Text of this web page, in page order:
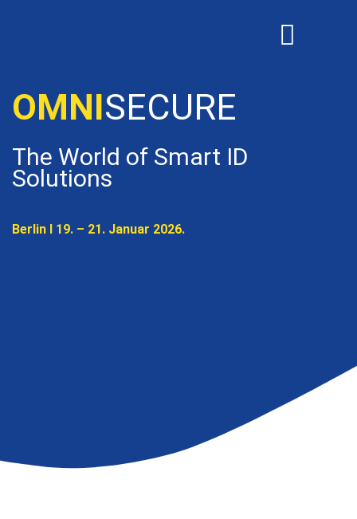
OMNISECURE
The World of Smart ID
Solutions
Berlin I 19. – 21. Januar 2026.